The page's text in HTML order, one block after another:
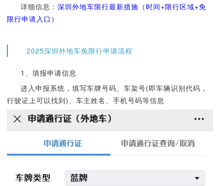
详细信息： 深圳外地车限行最新措施（时间+限行区域+免
限行申请入口）
2025深圳外地车免限行申请流程
1、填报申请信息
进入申报系统，填写车牌号码、车架号(即车辆识别代码，
行驶证上可以找到)、车主姓名、手机号码等信息